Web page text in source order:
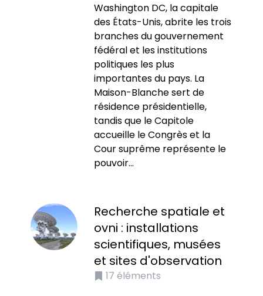
Washington DC, la capitale
des États-Unis, abrite les trois
branches du gouvernement
fédéral et les institutions
politiques les plus
importantes du pays. La
Maison-Blanche sert de
résidence présidentielle,
tandis que le Capitole
accueille le Congrès et la
Cour suprême représente le
pouvoir...
Recherche spatiale et
ovni : installations
scientifiques, musées
et sites d'observation
17 éléments